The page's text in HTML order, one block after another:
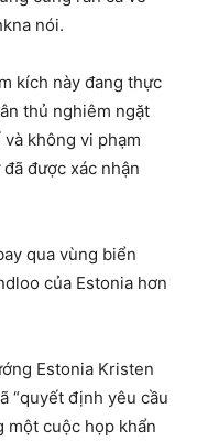
nói.
kích này đang thực
thủ nghiêm ngặt
không vi phạm
được xác nhận
qua vùng biển
của Estonia hơn
Estonia Kristen
“quyết định yêu cầu
một cuộc họp khẩn